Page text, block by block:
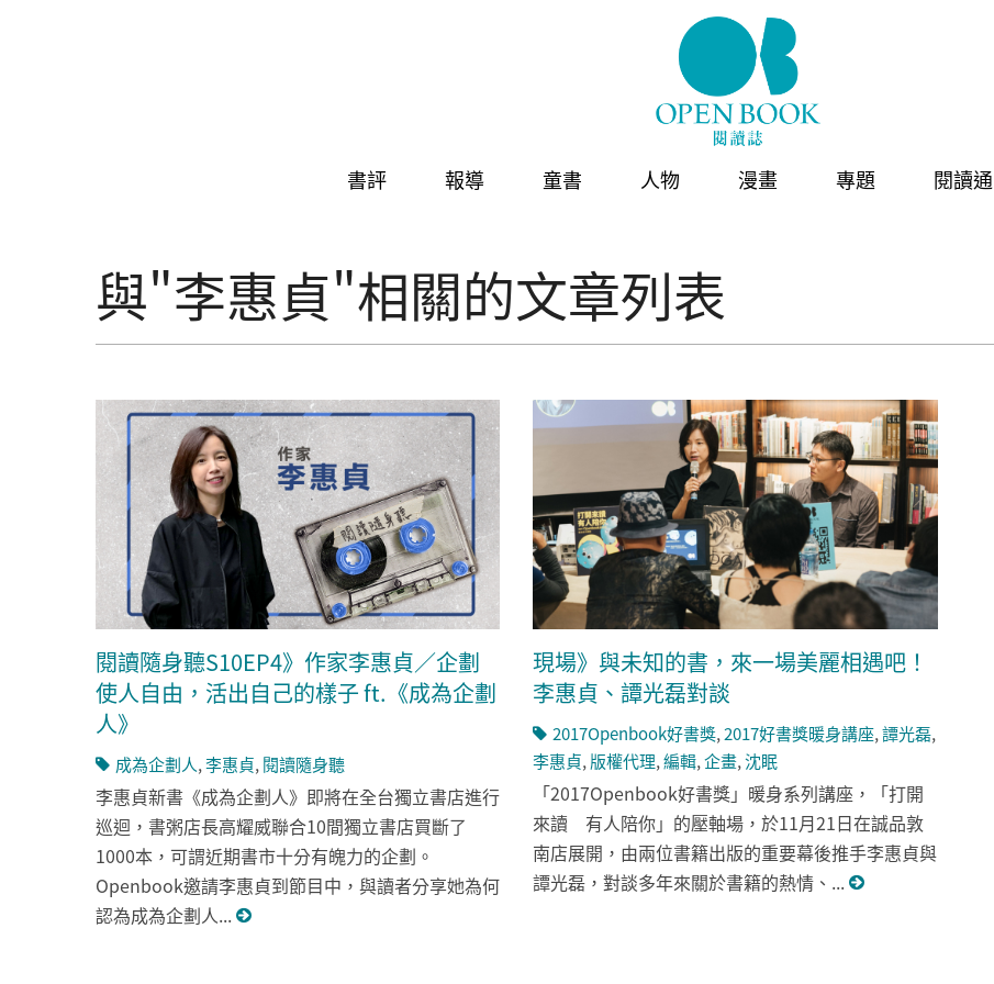
書評 報導 童書 人物 漫畫 專題 閱讀通
與"李惠貞"相關的文章列表
閱讀隨身聽S10EP4》作家李惠貞／企劃
使人自由，活出自己的樣子 ft.《成為企劃
人》
成為企劃人,李惠貞, 閱讀隨身聽
李惠貞新書《成為企劃人》即將在全台獨立書店進行
巡迴，書粥店長高耀威聯合10間獨立書店買斷了
1000本，可謂近期書市十分有魄力的企劃。
Openbook邀請李惠貞到節目中，與讀者分享她為何
認為成為企劃人...
現場》與未知的書，來一場美麗相遇吧！
李惠貞、譚光磊對談
2017Openbook好書獎,2017好書獎暖身講座,譚光磊,
李惠貞, 版權代理,編輯,企畫,沈眠
「2017Openbook好書獎」暖身系列講座，「打開
來讀 有人陪你」的壓軸場，於11月21日在誠品敦
南店展開，由兩位書籍出版的重要幕後推手李惠貞與
譚光磊，對談多年來關於書籍的熱情、...